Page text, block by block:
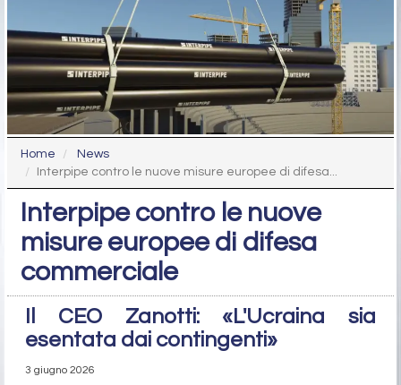
Home
News
Interpipe contro le nuove misure europee di difesa...
Interpipe contro le nuove
misure europee di difesa
commerciale
Il CEO Zanotti: «L'Ucraina sia
esentata dai contingenti»
3 giugno 2026